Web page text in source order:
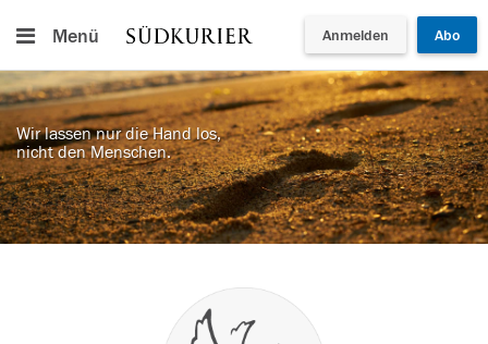
Menü Anmelden Abo
Wir lassen nur die Hand los,
nicht den Menschen.